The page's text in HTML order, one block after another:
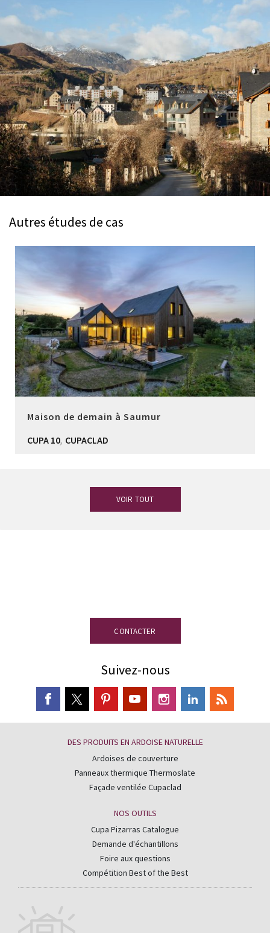
Autres études de cas
Maison de demain à Saumur
CUPA 10, CUPACLAD
VOIR TOUT
CONTACTER
Suivez-nous
DES PRODUITS EN ARDOISE NATURELLE
Ardoises de couverture
Panneaux thermique Thermoslate
Façade ventilée Cupaclad
NOS OUTILS
Cupa Pizarras Catalogue
Demande d'échantillons
Foire aux questions
Compétition Best of the Best